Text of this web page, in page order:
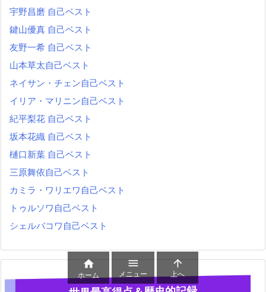
宇野昌磨 自己ベスト
鍵山優真 自己ベスト
友野一希 自己ベスト
山本草太自己ベスト
ネイサン・チェン自己ベスト
イリア・マリニン自己ベスト
紀平梨花 自己ベスト
坂本花織 自己ベスト
樋口新葉 自己ベスト
三原舞依自己ベスト
カミラ・ワリエワ自己ベスト
トゥルソワ自己ベスト
シェルバコワ自己ベスト

ホーム

メニュー

上へ